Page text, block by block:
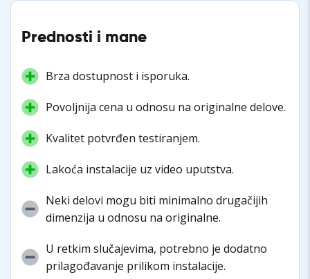
Prednosti i mane
Brza dostupnost i isporuka.
Povoljnija cena u odnosu na originalne delove.
Kvalitet potvrđen testiranjem.
Lakoća instalacije uz video uputstva.
Neki delovi mogu biti minimalno drugačijih
dimenzija u odnosu na originalne.
U retkim slučajevima, potrebno je dodatno
prilagođavanje prilikom instalacije.